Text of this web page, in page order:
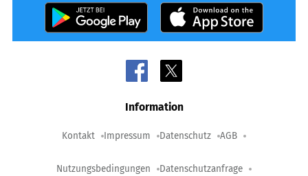
Information
Kontakt Impressum Datenschutz AGB
Nutzungsbedingungen Datenschutzanfrage